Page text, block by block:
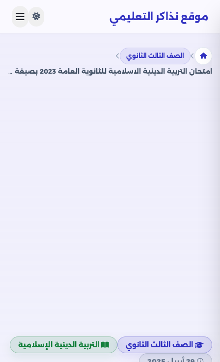
موقع نذاكر التعليمي
الصف الثالث الثانوي
امتحان التربية الدينية الاسلامية للثانوية العامة 2023 بصيغة PDF
الصف الثالث الثانوي
التربية الدينية الإسلامية